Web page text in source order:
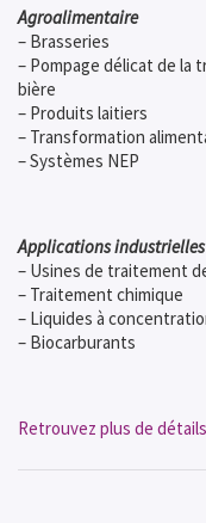
Agroalimentaire
– Brasseries
– Pompage délicat de la
bière
– Produits laitiers
– Transformation
– Systèmes NEP
Applications industrielles
– Usines de traitement
– Traitement chimique
– Liquides à
– Biocarburants
Retrouvez plus de